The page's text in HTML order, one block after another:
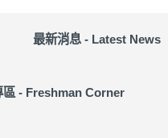
最新消息 - Latest News
區 - Freshman Corner